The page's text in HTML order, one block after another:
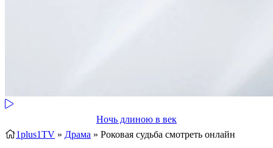
Ночь длиною в век
1plus1TV » Драма » Роковая судьба смотреть онлайн